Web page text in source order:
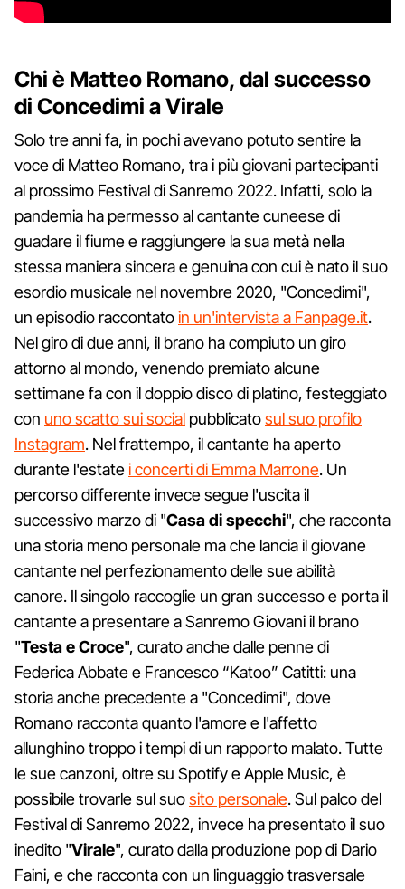
Chi è Matteo Romano, dal successo
di Concedimi a Virale
Solo tre anni fa, in pochi avevano potuto sentire la
voce di Matteo Romano, tra i più giovani partecipanti
al prossimo Festival di Sanremo 2022. Infatti, solo la
pandemia ha permesso al cantante cuneese di
guadare il fiume e raggiungere la sua metà nella
stessa maniera sincera e genuina con cui è nato il suo
esordio musicale nel novembre 2020, "Concedimi",
un episodio raccontatoin un'intervista a Fanpage.it.
Nel giro di due anni, il brano ha compiuto un giro
attorno al mondo, venendo premiato alcune
settimane fa con il doppio disco di platino, festeggiato
con uno scatto sui social pubblicatosul suo profilo
Instagram. Nel frattempo, il cantante ha aperto
durante l'estatei concerti di Emma Marrone. Un
percorso differente invece segue l'uscita il
successivo marzo di "Casa di specchi", che racconta
una storia meno personale ma che lancia il giovane
cantante nel perfezionamento delle sue abilità
canore. Il singolo raccoglie un gran successo e porta il
cantante a presentare a Sanremo Giovani il brano
"Testa e Croce", curato anche dalle penne di
Federica Abbate e Francesco “Katoo” Catitti: una
storia anche precedente a "Concedimi", dove
Romano racconta quanto l'amore e l'affetto
allunghino troppo i tempi di un rapporto malato. Tutte
le sue canzoni, oltre su Spotify e Apple Music, è
possibile trovarle sul suosito personale. Sul palco del
Festival di Sanremo 2022, invece ha presentato il suo
inedito "Virale", curato dalla produzione pop di Dario
Faini, e che racconta con un linguaggio trasversale